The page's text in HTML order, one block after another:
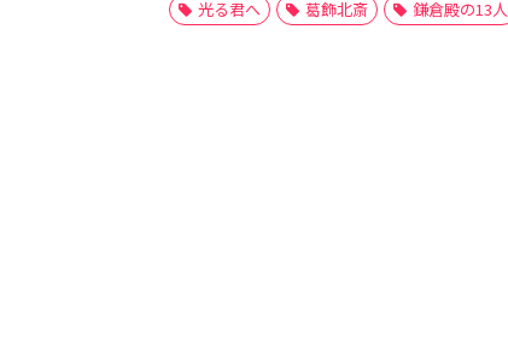
光る君へ 葛飾北斎 鎌倉殿の13人